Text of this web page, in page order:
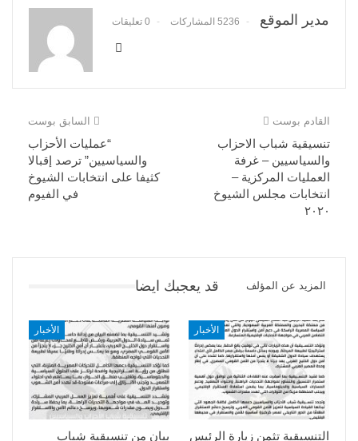
مدير الموقع 5236 المشاركات 0 تعليقات
السابق بوست
“عمليات الأحزاب
والسياسيين” ترصد إقبالا
كثيفا على انتخابات الشيوخ
في الفيوم
القادم بوست
تنسيقية شباب الاحزاب
والسياسيين – غرفة
العمليات المركزية –
انتخابات مجلس الشيوخ
٢٠٢٠
قد يعجبك ايضا المزيد عن المؤلف
الأخبار
بيان من تنسيقية شباب
الأخبار
التنسيقية تثمن زيارة الرئيس